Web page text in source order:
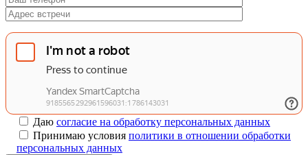
Даю согласие на обработку персональных данных
Принимаю условия политики в отношении обработки
персональных данных